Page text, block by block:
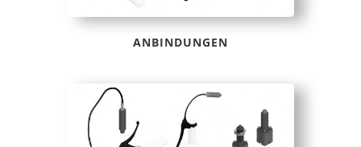
ANBINDUNGEN